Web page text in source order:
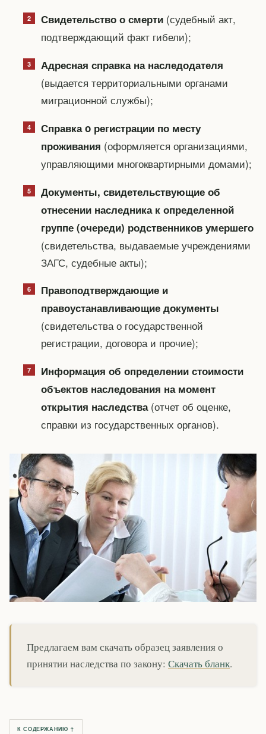
Свидетельство о смерти(судебный акт,
подтверждающий факт гибели);
Адресная справка на наследодателя
(выдается территориальными органами
миграционной службы);
Справка o регистрации по месту
проживания (оформляется организациями,
управляющими многоквартирными домами);
Документы, свидетельствующие об
отнесении наследника к определенной
группе (очереди) родственников умершего
(свидетельства, выдаваемые учреждениями
ЗАГС, судебные акты);
Правоподтверждающие и
правоустанавливающие документы
(свидетельства о государственной
регистрации, договора и прочие);
Информация об определении стоимости
объектов наследования на момент
открытия наследства(отчет об оценке,
справки из государственных органов).
Предлагаем вам скачать образец заявления о
принятии наследства по закону: Скачать бланк.
К СОДЕРЖАНИЮ ↑